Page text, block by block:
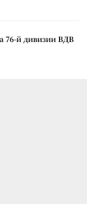
76-й дивизии ВДВ